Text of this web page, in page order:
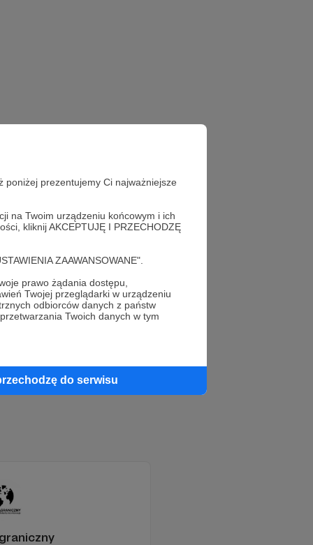
poniżej prezentujemy Ci najważniejsze
na Twoim urządzeniu końcowym i ich
kliknij AKCEPTUJĘ I PRZECHODZĘ
ZAAWANSOWANE".
prawo żądania dostępu,
Twojej przeglądarki w urządzeniu
odbiorców danych z państw
Twoich danych w tym
do serwisu